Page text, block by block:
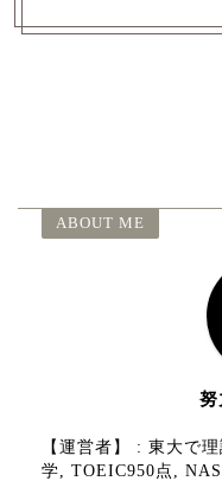
ABOUT ME
努
【運営者】 : 東大で
学, TOEIC950点,